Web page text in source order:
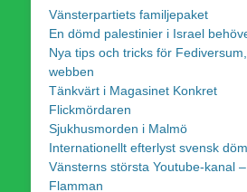
Vänsterpartiets familjepaket
En dömd palestinier i Israel
Nya tips och tricks för
webben
Tänkvärt i Magasinet Konkret
Flickmördaren
Sjukhusmorden i Malmö
Internationellt efterlyst svensk
Vänsterns största Youtube-kanal
Flamman